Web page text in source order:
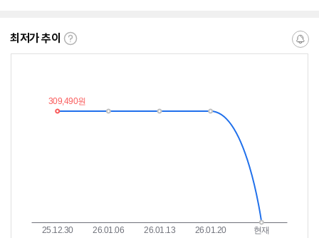
최저가 추이
최
이
란?
알